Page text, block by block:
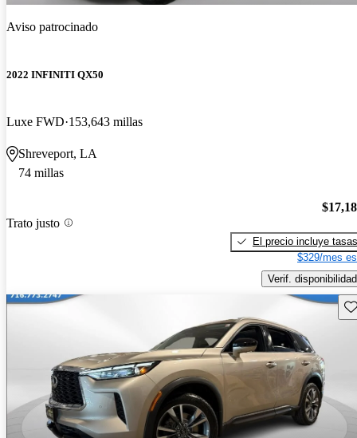
Aviso patrocinado
2022 INFINITI QX50
Luxe FWD 153,643 millas
Shreveport, LA
74 millas
Trato justo
El precio incluye tasas
$329/mes
Verif. disponibilidad